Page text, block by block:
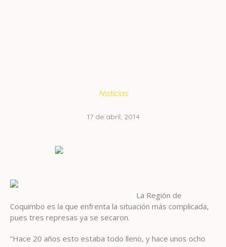
Noticias
17 de abril, 2014
La Región de
Coquimbo es la que enfrenta la situación más complicada,
pues tres represas ya se secaron.
“Hace 20 años esto estaba todo lleno, y hace unos ocho